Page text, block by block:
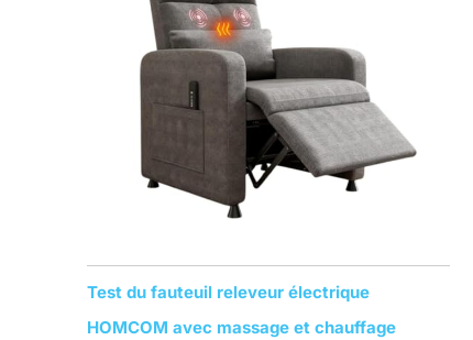
Test du fauteuil releveur électrique
HOMCOM avec massage et chauffage